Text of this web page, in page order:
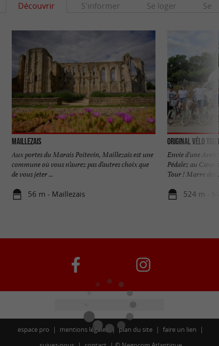
Découvrir S'informer Se loger Se
Maillezais
Aux portes du Marais Poitevin, Maillezais est une
commune où vous n’aurez pas d’autres choix que
de vous jeter ...
56 m - Maillezais
Original Vélo Tour
Envie d'une
Pédalez au Cœur
Tour ! Marre des
524 m -
espace pro mentions légales plan du site
faire un lien